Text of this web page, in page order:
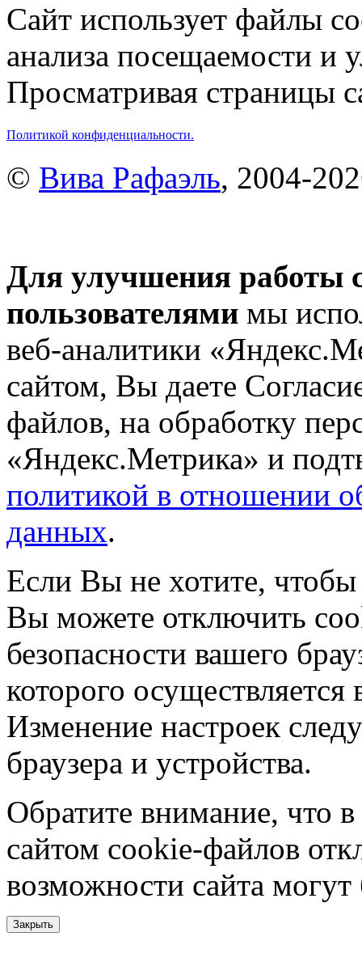
Сайт использует файлы
анализа посещаемости и
Просматривая страницы
Политикой конфиденциальности.
© Вива Рафаэль, 2004-
Для улучшения работы
пользователями мы
веб-аналитики
сайтом, Вы даете
файлов, на обработку
«Яндекс.Метрика» и
политикой в отношении
данных.
Если Вы не хотите,
Вы можете отключить
безопасности вашего
которого
Изменение настроек
браузера и устройства.
Обратите внимание, что в
сайтом cookie-файлов
возможности сайта
Закрыть